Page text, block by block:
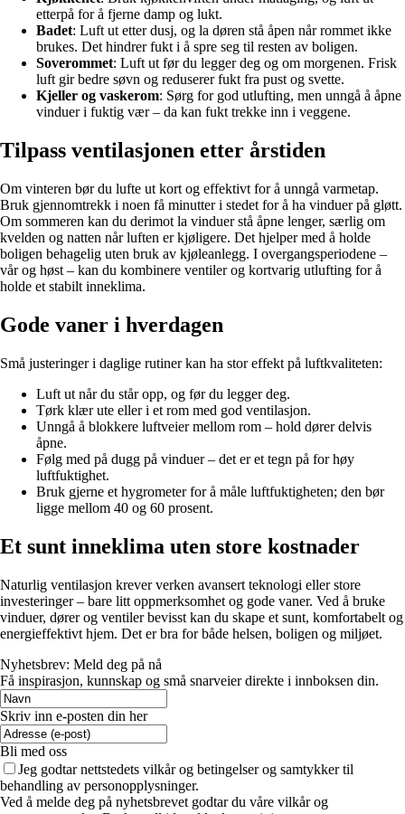
etterpå for å fjerne damp og lukt.
Badet: Luft ut etter dusj, og la døren stå åpen når rommet ikke
brukes. Det hindrer fukt i å spre seg til resten av boligen.
Soverommet: Luft ut før du legger deg og om morgenen. Frisk
luft gir bedre søvn og reduserer fukt fra pust og svette.
Kjeller og vaskerom: Sørg for god utlufting, men unngå å åpne
vinduer i fuktig vær – da kan fukt trekke inn i veggene.
Tilpass ventilasjonen etter årstiden
Om vinteren bør du lufte ut kort og effektivt for å unngå varmetap.
Bruk gjennomtrekk i noen få minutter i stedet for å ha vinduer på gløtt.
Om sommeren kan du derimot la vinduer stå åpne lenger, særlig om
kvelden og natten når luften er kjøligere. Det hjelper med å holde
boligen behagelig uten bruk av kjøleanlegg. I overgangsperiodene –
vår og høst – kan du kombinere ventiler og kortvarig utlufting for å
holde et stabilt inneklima.
Gode vaner i hverdagen
Små justeringer i daglige rutiner kan ha stor effekt på luftkvaliteten:
Luft ut når du står opp, og før du legger deg.
Tørk klær ute eller i et rom med god ventilasjon.
Unngå å blokkere luftveier mellom rom – hold dører delvis
åpne.
Følg med på dugg på vinduer – det er et tegn på for høy
luftfuktighet.
Bruk gjerne et hygrometer for å måle luftfuktigheten; den bør
ligge mellom 40 og 60 prosent.
Et sunt inneklima uten store kostnader
Naturlig ventilasjon krever verken avansert teknologi eller store
investeringer – bare litt oppmerksomhet og gode vaner. Ved å bruke
vinduer, dører og ventiler bevisst kan du skape et sunt, komfortabelt og
energieffektivt hjem. Det er bra for både helsen, boligen og miljøet.
Nyhetsbrev: Meld deg på nå
Få inspirasjon, kunnskap og små snarveier direkte i innboksen din.
Skriv inn e-posten din her
Bli med oss
Jeg godtar nettstedets vilkår og betingelser og samtykker til
behandling av personopplysninger.
Ved å melde deg på nyhetsbrevet godtar du våre vilkår og